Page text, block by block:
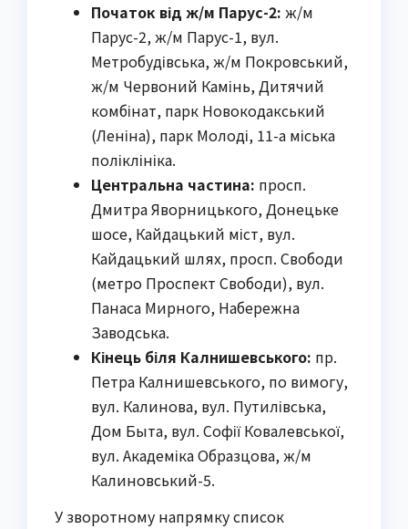
Початок від ж/м Парус-2: ж/м
Парус-2, ж/м Парус-1, вул.
Метробудівська, ж/м Покровський,
ж/м Червоний Камінь, Дитячий
комбінат, парк Новокодакський
(Леніна), парк Молоді, 11-а міська
поліклініка.
Центральна частина: просп.
Дмитра Яворницького, Донецьке
шосе, Кайдацький міст, вул.
Кайдацький шлях, просп. Свободи
(метро Проспект Свободи), вул.
Панаса Мирного, Набережна
Заводська.
Кінець біля Калнишевського: пр.
Петра Калнишевського, по вимогу,
вул. Калинова, вул. Путилівська,
Дом Быта, вул. Софії Ковалевської,
вул. Академіка Образцова, ж/м
Калиновський-5.
У зворотному напрямку список